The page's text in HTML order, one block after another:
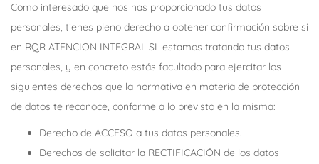
Como interesado que nos has proporcionado tus datos
personales, tienes pleno derecho a obtener confirmación sobre si
en RQR ATENCION INTEGRAL SL estamos tratando tus datos
personales, y en concreto estás facultado para ejercitar los
siguientes derechos que la normativa en materia de protección
de datos te reconoce, conforme a lo previsto en la misma:
Derecho de ACCESO a tus datos personales.
Derechos de solicitar la RECTIFICACIÓN de los datos